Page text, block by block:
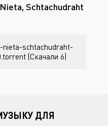
Schtachudraht
schtachudraht-
(Скачали 6)
ДЛЯ